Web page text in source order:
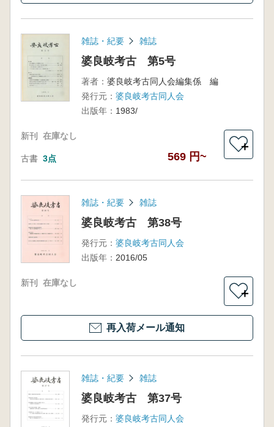
雑誌・紀要 雑誌
婆良岐考古 第5号
著者： 婆良岐考古同人会編集係 編
発行元： 婆良岐考古同人会
出版年： 1983/
新刊 在庫なし
古書 3点 569 円~
＋
雑誌・紀要 雑誌
婆良岐考古 第38号
発行元： 婆良岐考古同人会
出版年： 2016/05
新刊 在庫なし
＋
再入荷メール通知
雑誌・紀要 雑誌
婆良岐考古 第37号
発行元： 婆良岐考古同人会